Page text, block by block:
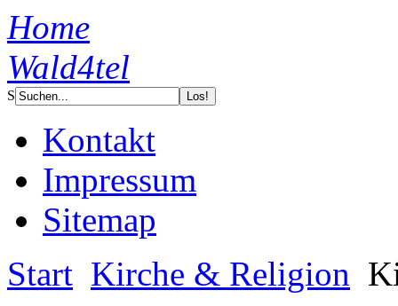
Home
Wald4tel
S
Kontakt
Impressum
Sitemap
Start Kirche & Religion